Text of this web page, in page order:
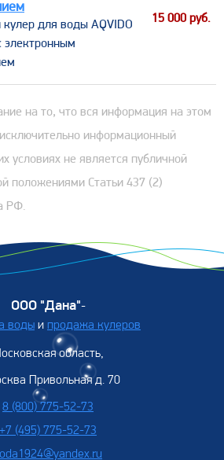
для воды AQVIDO
электронным
15 000 руб.
на то, что вся информация на этом
информационный
условиях не является публичной
положениями Статьи 437 (2)
РФ.
ООО "Дана"-
воды и продажа кулеров
область,
Привольная д. 70
8 (800) 775-52-73
+7 (495) 775-52-73